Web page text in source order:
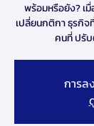
พร้อมหรือยัง? เ
เปลี่ยนกติกา ธุรกิ
คนที่ ปรับ
การล